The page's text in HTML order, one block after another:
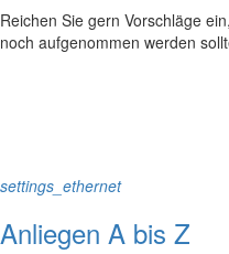
Reichen Sie gern Vorschläge
noch aufgenommen werden
settings_ethernet
Anliegen A bis Z